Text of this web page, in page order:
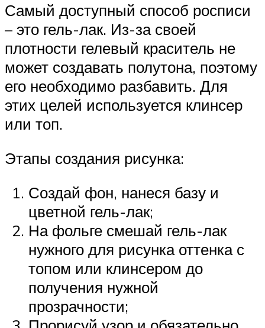
Самый доступный способ росписи
– это гель-лак. Из-за своей
плотности гелевый краситель не
может создавать полутона, поэтому
его необходимо разбавить. Для
этих целей используется клинсер
или топ.
Этапы создания рисунка:
Создай фон, нанеся базу и
цветной гель-лак;
На фольге смешай гель-лак
нужного для рисунка оттенка с
топом или клинсером до
получения нужной
прозрачности;